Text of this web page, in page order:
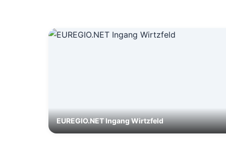
EUREGIO.NET Ingang Wirtzfeld
ULM Vliegveld Feuervogel